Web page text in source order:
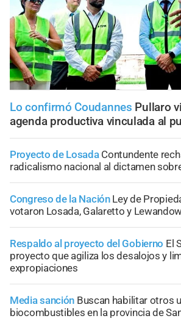
Lo confirmó Coudannes Pullaro
agenda productiva vinculada al
Proyecto de Losada Contundente
radicalismo nacional al dictamen
Congreso de la Nación Ley de
votaron Losada, Galaretto y
Respaldo al proyecto del Gobierno El
proyecto que agiliza los desalojos y
expropiaciones
Media sanción Buscan habilitar otros
biocombustibles en la provincia de